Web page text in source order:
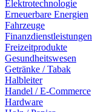
Elektrotechnologie
Erneuerbare Energien
Fahrzeuge
Finanzdienstleistungen
Freizeitprodukte
Gesundheitswesen
Getränke / Tabak
Halbleiter
Handel / E-Commerce
Hardware